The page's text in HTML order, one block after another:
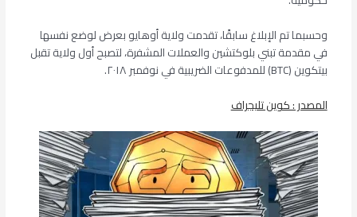
وحسبما تم الإبلاغ سابقًا، تقدمت ولاية أوهايو بعرض لوضع نفسها
في مقدمة تبني بلوكتشين والعملات المشفرة، لتصبح أول ولاية تقبل
بيتكوين (BTC) للمدفوعات الضريبية في نوفمبر ٢٠١٨.
المصدر : كوين تليجراف